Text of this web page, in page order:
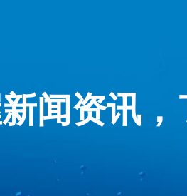
闻资讯